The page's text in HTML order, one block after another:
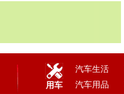
用车
汽车生活
汽车用品